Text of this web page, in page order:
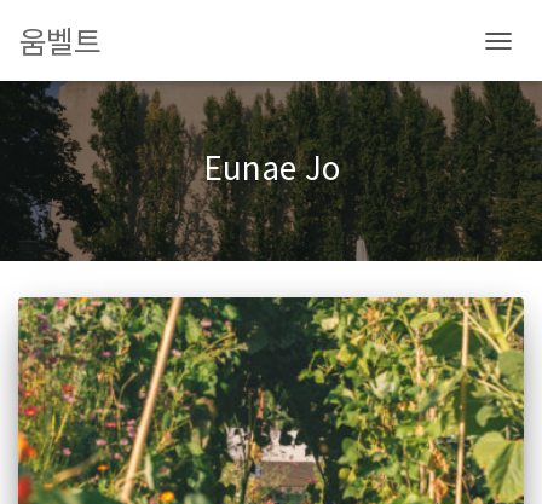
움벨트
비
게
이
션
토
글
Eunae Jo